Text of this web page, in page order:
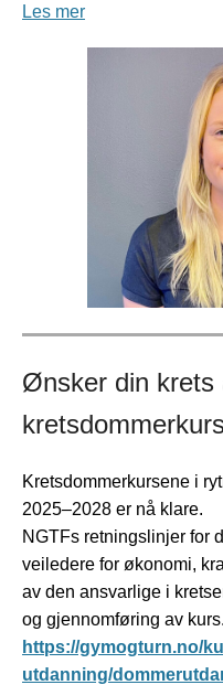
Les mer
Ønsker din krets
Kretsdommerkursene i
2025–2028 er nå klare.
NGTFs retningslinjer for
veiledere for økonomi,
av den ansvarlige i
og gjennomføring av
https://gymogturn.no/
utdanning/